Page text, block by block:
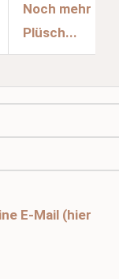
Noch mehr
Plüsch...
E-Mail (hier